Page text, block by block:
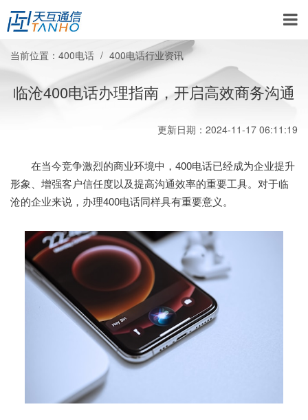
当前位置： 400电话 400电话行业资讯
临沧400电话办理指南，开启高效商务沟通
更新日期：2024-11-17 06:11:19
在当今竞争激烈的商业环境中，400电话已经成为企业提升
形象、增强客户信任度以及提高沟通效率的重要工具。对于临
沧的企业来说，办理400电话同样具有重要意义。